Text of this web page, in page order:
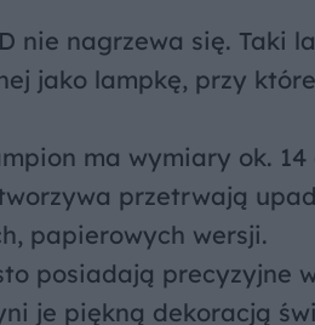
nie nagrzewa się. Taki
jako lampkę, przy
ma wymiary ok. 14
przetrwają
papierowych wersji.
posiadają precyzyjne
je piękną dekoracją